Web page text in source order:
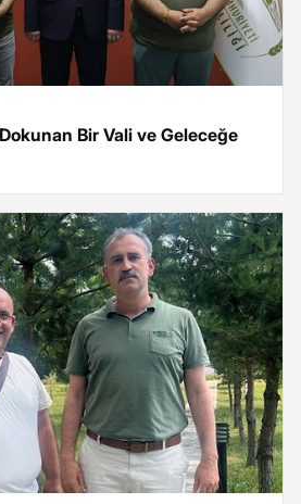
Bir Vali ve Geleceğe